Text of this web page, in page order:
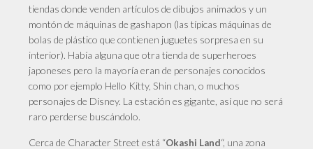
tiendas donde venden artículos de dibujos animados y un
montón de máquinas de gashapon (las típicas máquinas de
bolas de plástico que contienen juguetes sorpresa en su
interior). Había alguna que otra tienda de superheroes
japoneses pero la mayoría eran de personajes conocidos
como por ejemplo Hello Kitty, Shin chan, o muchos
personajes de Disney. La estación es gigante, así que no será
raro perderse buscándolo.
Cerca de Character Street está “Okashi Land“, una zona